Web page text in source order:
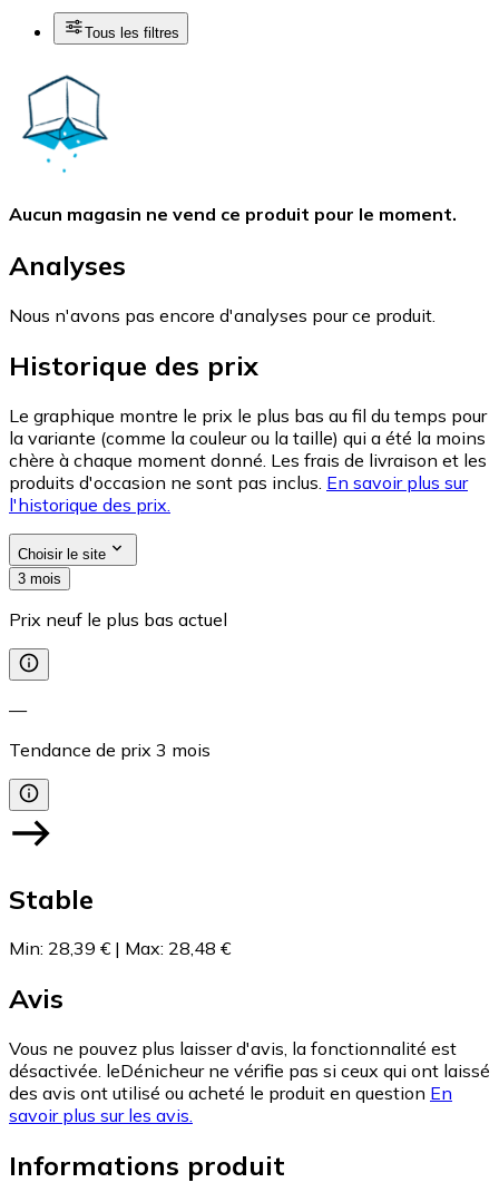
Tous les filtres
Aucun magasin ne vend ce produit pour le moment.
Analyses
Nous n'avons pas encore d'analyses pour ce produit.
Historique des prix
Le graphique montre le prix le plus bas au fil du temps pour
la variante (comme la couleur ou la taille) qui a été la moins
chère à chaque moment donné. Les frais de livraison et les
produits d'occasion ne sont pas inclus. En savoir plus sur
l'historique des prix.
Choisir le site
3 mois
Prix neuf le plus bas actuel
—
Tendance de prix 3 mois
Stable
Min: 28,39 € | Max: 28,48 €
Avis
Vous ne pouvez plus laisser d'avis, la fonctionnalité est
désactivée. leDénicheur ne vérifie pas si ceux qui ont laissé
des avis ont utilisé ou acheté le produit en question En
savoir plus sur les avis.
Informations produit